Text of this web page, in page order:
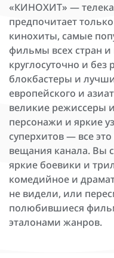
«КИНОХИТ» —
предпочитает
кинохиты, самые
фильмы всех стран
круглосуточно и
блокбастеры и
европейского и
великие режиссеры
персонажи и яркие
суперхитов — все
вещания канала. Вы
яркие боевики и
комедийное и
не видели, или
полюбившиеся
эталонами жанров.